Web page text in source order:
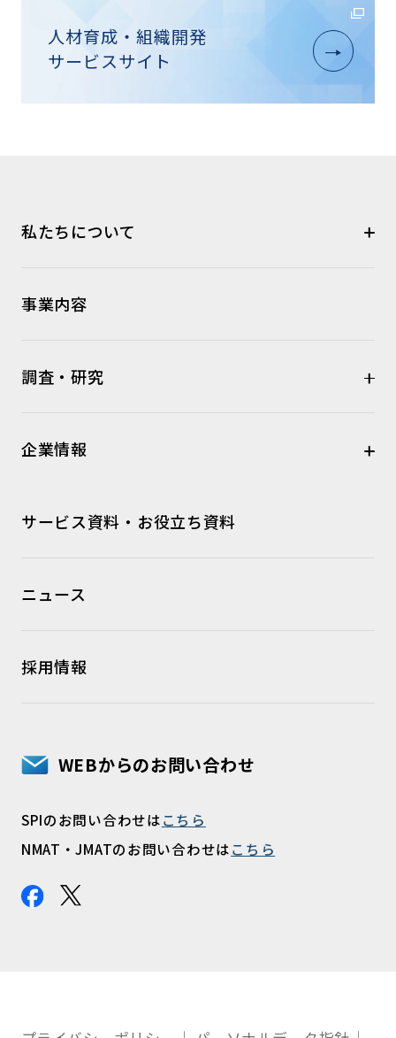
人材育成・組織開発
サービスサイト
私たちについて
事業内容
調査・研究
企業情報
サービス資料・お役立ち資料
ニュース
採用情報
WEBからのお問い合わせ
SPIのお問い合わせはこちら
NMAT・JMATのお問い合わせはこちら